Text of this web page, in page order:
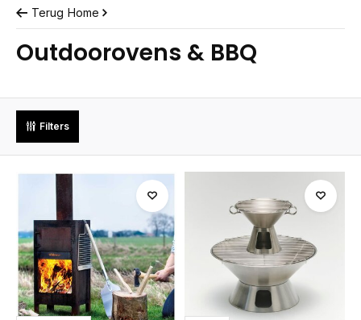
Terug Home
Outdoorovens & BBQ
Filters